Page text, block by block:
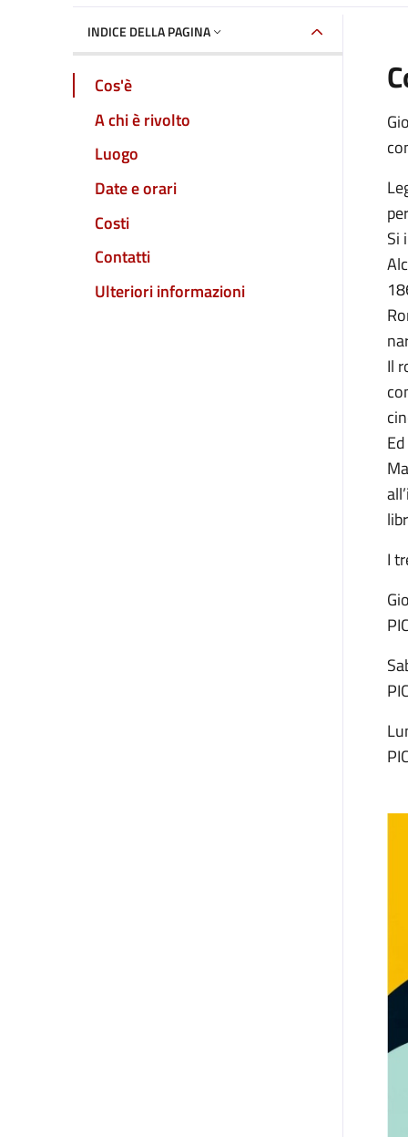
INDICE DELLA PAGINA
Cos'è
A chi è rivolto
Luogo
Date e orari
Costi
Contatti
Ulteriori informazioni
Si
Il
I